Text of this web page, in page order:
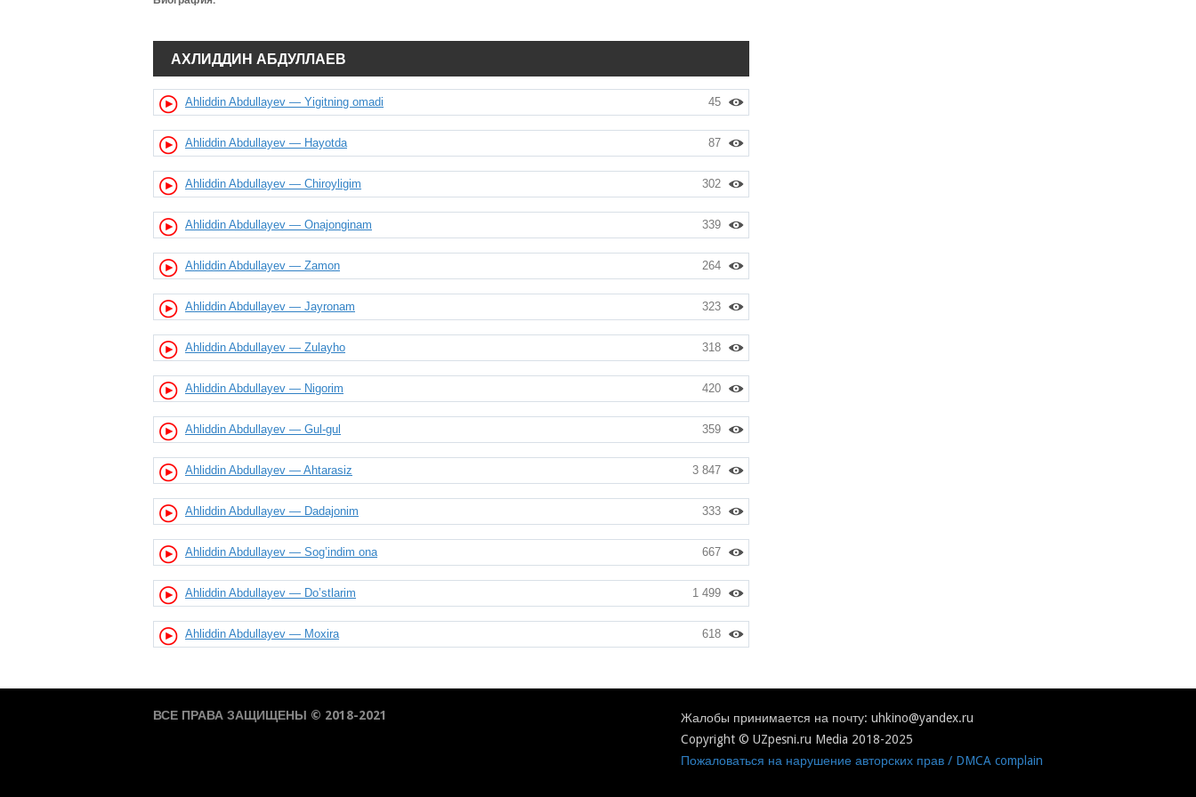
АХЛИДДИН АБДУЛЛАЕВ
45
Ahliddin Abdullayev — Yigitning omadi
87
Ahliddin Abdullayev — Hayotda
302
Ahliddin Abdullayev — Chiroyligim
339
Ahliddin Abdullayev — Onajonginam
264
Ahliddin Abdullayev — Zamon
323
Ahliddin Abdullayev — Jayronam
318
Ahliddin Abdullayev — Zulayho
420
Ahliddin Abdullayev — Nigorim
359
Ahliddin Abdullayev — Gul-gul
3 847
Ahliddin Abdullayev — Ahtarasiz
333
Ahliddin Abdullayev — Dadajonim
667
Ahliddin Abdullayev — Sog’indim ona
1 499
Ahliddin Abdullayev — Do’stlarim
618
Ahliddin Abdullayev — Moxira
ВСЕ ПРАВА ЗАЩИЩЕНЫ © 2018-2021
Жалобы принимается на почту: uhkino@yandex.ru
Copyright © UZpesni.ru Media 2018-2025
Пожаловаться на нарушение авторских прав / DMCA complain